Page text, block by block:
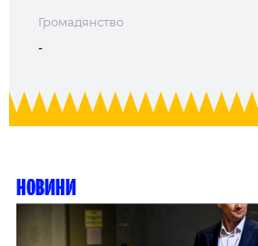
Громадянство
-
Новини